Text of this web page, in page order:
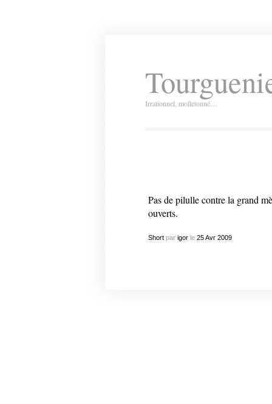
Irrationnel, molletonné…
Pas de pilulle contre la grand
ouverts.
Shortpar igorle 25 Avr 2009